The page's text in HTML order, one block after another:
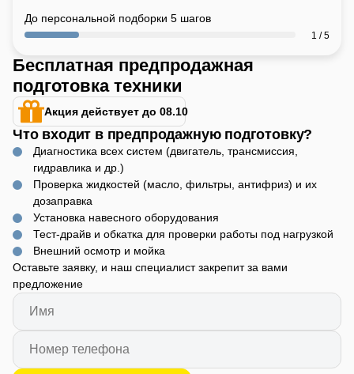
До персональной подборки 5 шагов
1 / 5
Бесплатная предпродажная
подготовка техники
Акция действует до 08.10
Что входит в предпродажную подготовку?
Диагностика всех систем (двигатель, трансмиссия,
гидравлика и др.)
Проверка жидкостей (масло, фильтры, антифриз) и их
дозаправка
Установка навесного оборудования
Тест-драйв и обкатка для проверки работы под нагрузкой
Внешний осмотр и мойка
Оставьте заявку, и наш специалист закрепит за вами
предложение